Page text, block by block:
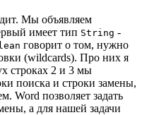
Мы объявляем
имеет тип String -
говорит о том, нужно
(wildcards). Про них я
строках 2 и 3 мы
поиска и строки замены,
Word позволяет задать
а для нашей задачи